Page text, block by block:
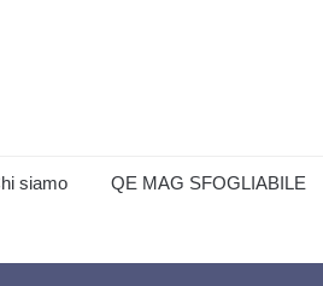
siamo QE MAG SFOGLIABILE